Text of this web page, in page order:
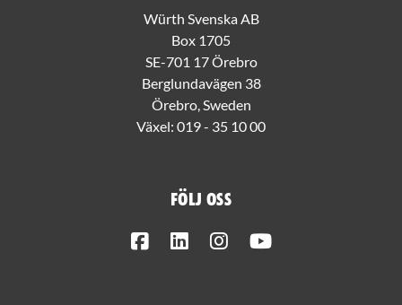
Würth Svenska AB
Box 1705
SE-701 17 Örebro
Berglundavägen 38
Örebro, Sweden
Växel: 019 - 35 10 00
Följ oss
FacebookLinkedInInstagram